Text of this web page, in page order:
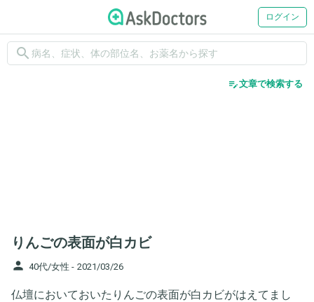
ログイン
search
edit_note文章で検索する
りんごの表面が白カビ
person 40代/女性 - 2021/03/26
仏壇においておいたりんごの表面が白カビがはえてまし